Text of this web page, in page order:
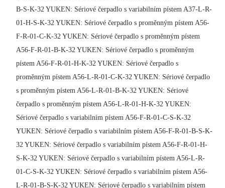
B-S-K-32 YUKEN: Sériové čerpadlo s variabilním pístem A37-L-R-
01-H-S-K-32 YUKEN: Sériové čerpadlo s proměnným pístem A56-
F-R-01-C-K-32 YUKEN: Sériové čerpadlo s proměnným pístem
A56-F-R-01-B-K-32 YUKEN: Sériové čerpadlo s proměnným
pístem A56-F-R-01-H-K-32 YUKEN: Sériové čerpadlo s
proměnným pístem A56-L-R-01-C-K-32 YUKEN: Sériové čerpadlo
s proměnným pístem A56-L-R-01-B-K-32 YUKEN: Sériové
čerpadlo s proměnným pístem A56-L-R-01-H-K-32 YUKEN:
Sériové čerpadlo s variabilním pístem A56-F-R-01-C-S-K-32
YUKEN: Sériové čerpadlo s variabilním pístem A56-F-R-01-B-S-K-
32 YUKEN: Sériové čerpadlo s variabilním pístem A56-F-R-01-H-
S-K-32 YUKEN: Sériové čerpadlo s variabilním pístem A56-L-R-
01-C-S-K-32 YUKEN: Sériové čerpadlo s variabilním pístem A56-
L-R-01-B-S-K-32 YUKEN: Sériové čerpadlo s variabilním pístem